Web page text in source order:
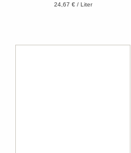
24,67 € / Liter